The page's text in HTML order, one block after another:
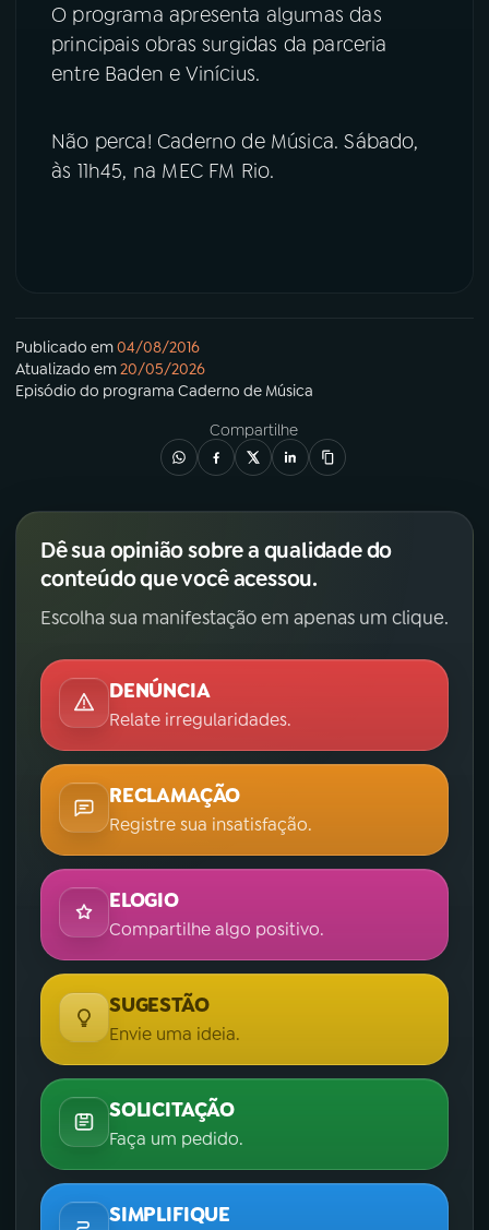
Instagram X
TikTok
O programa apresenta algumas das
principais obras surgidas da parceria
entre Baden e Vinícius.
Não perca! Caderno de Música. Sábado,
às 11h45, na MEC FM Rio.
Publicado em04/08/2016
Atualizado em20/05/2026
Episódio do programa Caderno de Música
Compartilhe
Dê sua opinião sobre a qualidade do
conteúdo que você acessou.
Escolha sua manifestação em apenas um clique.
DENÚNCIA
Relate irregularidades.
RECLAMAÇÃO
Registre sua insatisfação.
ELOGIO
Compartilhe algo positivo.
SUGESTÃO
Envie uma ideia.
SOLICITAÇÃO
Faça um pedido.
SIMPLIFIQUE